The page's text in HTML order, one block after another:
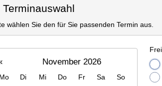
Terminauswahl
wählen Sie den für Sie passenden Termin aus.
November 2026
Di Mi Do Fr Sa
So